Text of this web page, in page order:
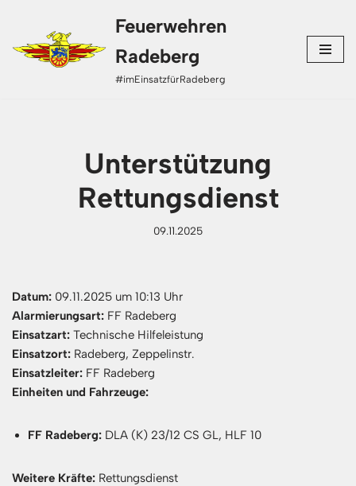
Zum
Inhalt
Feuerwehren
Radeberg
#imEinsatzfürRadeberg
Unterstützung
Rettungsdienst
09.11.2025
Datum: 09.11.2025 um 10:13 Uhr
Alarmierungsart: FF Radeberg
Einsatzart: Technische Hilfeleistung
Einsatzort: Radeberg, Zeppelinstr.
Einsatzleiter: FF Radeberg
Einheiten und Fahrzeuge:
FF Radeberg: DLA (K) 23/12 CS GL, HLF 10
Weitere Kräfte: Rettungsdienst